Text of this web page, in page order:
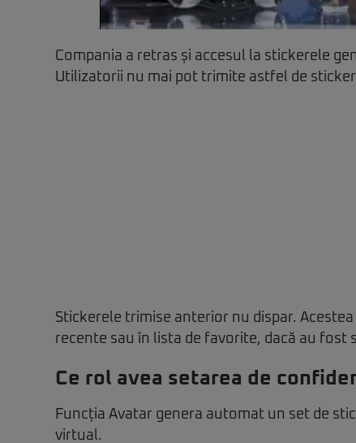
Compania a retras și accesul la stickerele
Utilizatorii nu mai pot trimite astfel de
Stickerele trimise anterior nu dispar.
recente sau în lista de favorite, dacă au fost
Ce rol avea setarea de
Funcția Avatar genera automat un set de
virtual.